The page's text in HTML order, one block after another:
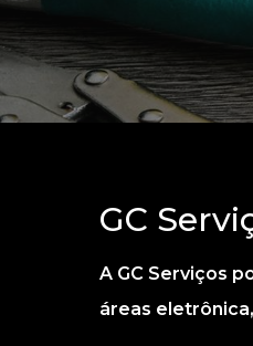
GC
A GC Serviços
áreas